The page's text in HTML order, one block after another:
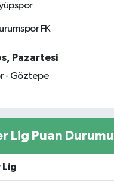
FK
Pazartesi
- Göztepe
Lig Puan Durumu
Lig